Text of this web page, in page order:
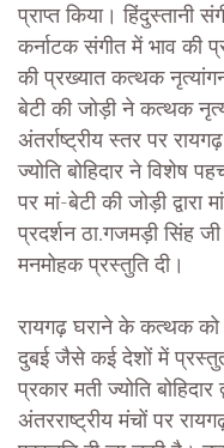
प्राप्त किया। हिंदुस्तानी
कर्नाटक संगीत में भाव की
की प्रख्यात कत्थक
बेटी की जोड़ी ने कत्थक
अंतर्राष्ट्रीय स्तर पर
ज्योति बोहिदार ने विशेष
पर मां-बेटी की जोड़ी
प्रदर्शन ठा.गजमड़ी सिंह
मनमोहक प्रस्तुति दी।
रायगढ़ घराने के कत्थक को
दुबई जैसे कई देशों में प्रस्तुत
प्रकार मती ज्योति
अंतरराष्ट्रीय मंचों पर